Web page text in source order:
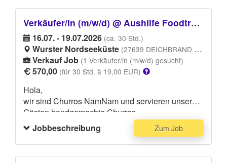
Verkäufer/in (m/w/d) @ Aushilfe Foodtruck Deichbrand Festival
16.07. - 19.07.2026 (ca. 30 Std.)
Wurster Nordseeküste (27639 DEICHBRAND Festival, Otto-Lilienthal-Straße, 27639 Wurster Nordseeküste)
Verkauf Job (1 Verkäufer/in (m/w/d) gesucht)
570,00 (für 30 Std. à 19,00 EUR)
Hola,
wir sind Churros NamNam und servieren unseren
Gästen handgemachte Churros,
Kaffeespezialitäten und Eis auf dem Deichbrand-
Festival. Dafür suchen wir engagierte Aushilfen
(m/w/d), bestenfalls mit entsprechenden
Erfahrungen und Know-how über Festivalabläufe.
Jobbeschreibung Zum Job